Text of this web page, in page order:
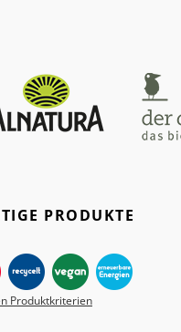
PRODUKTE
Produktkriterien